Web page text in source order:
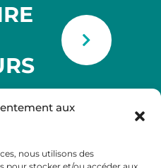
aux
nous utilisons des
Diem